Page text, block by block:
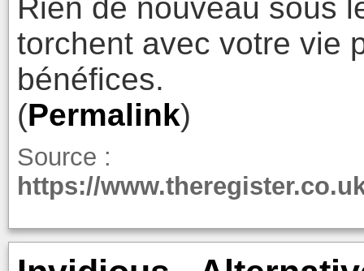
Rien de nouveau sous
torchent avec votre vie
bénéfices.
(Permalink)
Source :
https://